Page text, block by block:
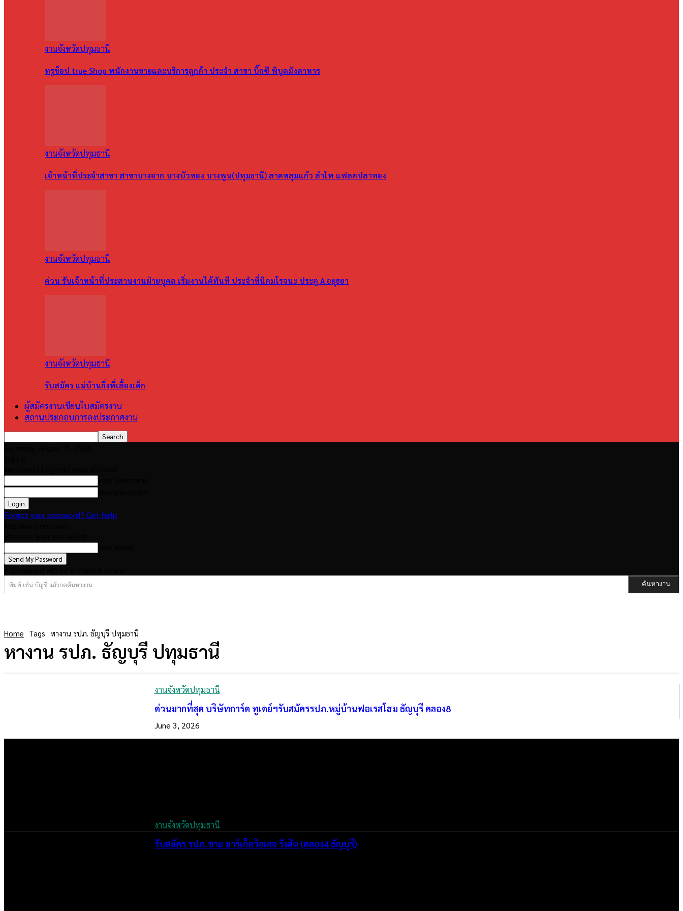
งานจังหวัดปทุมธานี
ทรูช็อป true Shop พนักงานขายและบริการลูกค้า ประจำ สาขา บิ๊กซี พิบูลมังสาหาร
งานจังหวัดปทุมธานี
เจ้าหน้าที่ประจำสาขา สาขาบางจาก บางบัวทอง บางพูน(ปทุมธานี) ลาดหลุมแก้ว ลำโพ แฟลตปลาทอง
งานจังหวัดปทุมธานี
ด่วน รับเจ้าหน้าที่ประสานงานฝ่ายบุคล เริ่มงานได้ทันที ประจำที่นิคมโรจนะ ประตู A อยุธยา
งานจังหวัดปทุมธานี
รับสมัคร แม่บ้านกึ่งพี่เลี้ยงเด็ก
ผู้สมัครงานเขียนใบสมัครงาน
สถานประกอบการลงประกาศงาน
Forgot your password? Get help
พิมพ์ เช่น บัญชี แล้วกดค้นหางาน ค้นหางาน
Home Tags หางาน รปภ. ธัญบุรี ปทุมธานี
หางาน รปภ. ธัญบุรี ปทุมธานี
งานจังหวัดปทุมธานี
ด่วนมากที่สุด บริษัทการ์ด ทูเดย์ฯรับสมัครรปภ.หมู่บ้านฟอเรสโฮม ธัญบุรี คลอง8
June 3, 2026
งานจังหวัดปทุมธานี
รับสมัคร รปภ.ชาย มาร์เก็ตวิลเลจ รังสิต (คลอง4 ธัญบุรี)